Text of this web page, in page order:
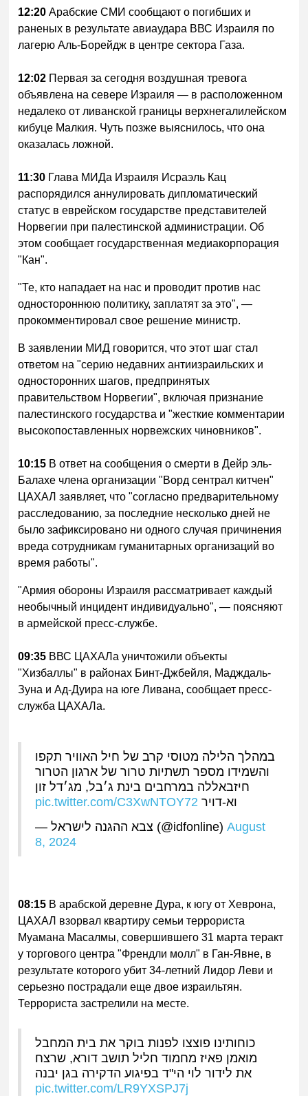
12:20 Арабские СМИ сообщают о погибших и
раненых в результате авиаудара ВВС Израиля по
лагерю Аль-Борейдж в центре сектора Газа.
12:02 Первая за сегодня воздушная тревога
объявлена на севере Израиля — в расположенном
недалеко от ливанской границы верхнегалилейском
кибуце Малкия. Чуть позже выяснилось, что она
оказалась ложной.
11:30 Глава МИДа Израиля Исраэль Кац
распорядился аннулировать дипломатический
статус в еврейском государстве представителей
Норвегии при палестинской администрации. Об
этом сообщает государственная медиакорпорация
"Кан".
"Те, кто нападает на нас и проводит против нас
одностороннюю политику, заплатят за это", —
прокомментировал свое решение министр.
В заявлении МИД говорится, что этот шаг стал
ответом на "серию недавних антиизраильских и
односторонних шагов, предпринятых
правительством Норвегии", включая признание
палестинского государства и "жесткие комментарии
высокопоставленных норвежских чиновников".
10:15 В ответ на сообщения о смерти в Дейр эль-
Балахе члена организации "Ворд сентрал китчен"
ЦАХАЛ заявляет, что "согласно предварительному
расследованию, за последние несколько дней не
было зафиксировано ни одного случая причинения
вреда сотрудникам гуманитарных организаций во
время работы".
"Армия обороны Израиля рассматривает каждый
необычный инцидент индивидуально", — поясняют
в армейской пресс-службе.
09:35 ВВС ЦАХАЛа уничтожили объекты
"Хизбаллы" в районах Бинт-Джбейля, Мадждаль-
Зуна и Ад-Дуира на юге Ливана, сообщает пресс-
служба ЦАХАЛа.
במהלך הלילה מטוסי קרב של חיל האוויר תקפו
והשמידו מספר תשתיות טרור של ארגון הטרור
חיזבאללה במרחבים בינת ג׳בל, מג׳דל זון
וא-דויר pic.twitter.com/C3XwNTOY72
— צבא ההגנה לישראל (@idfonline)August
8, 2024
08:15 В арабской деревне Дура, к югу от Хеврона,
ЦАХАЛ взорвал квартиру семьи террориста
Муамана Масалмы, совершившего 31 марта теракт
у торгового центра "Френдли молл" в Ган-Явне, в
результате которого убит 34-летний Лидор Леви и
серьезно пострадали еще двое израильтян.
Террориста застрелили на месте.
כוחותינו פוצצו לפנות בוקר את בית המחבל
מואמן פאיז מחמוד חליל תושב דורא, שרצח
את לידור לוי הי"ד בפיגוע הדקירה בגן יבנה
pic.twitter.com/LR9YXSPJ7j